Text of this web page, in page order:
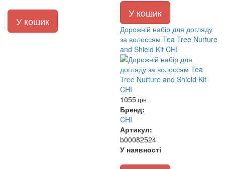
У кошик
У кошик
Дорожній набір для догляду
за волоссям Tea Tree Nurture
and Shield Kit CHI
1055грн
Бренд:
CHI
Артикул:
b00082524
У наявності